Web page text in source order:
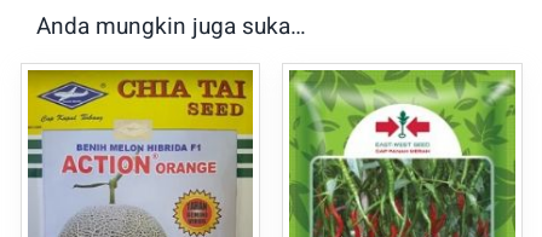
Anda mungkin juga suka…